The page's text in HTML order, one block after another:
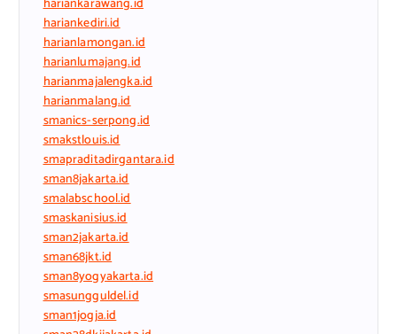
hariankediri.id
harianlamongan.id
harianlumajang.id
harianmajalengka.id
harianmalang.id
smanics-serpong.id
smakstlouis.id
smapraditadirgantara.id
sman8jakarta.id
smalabschool.id
smaskanisius.id
sman2jakarta.id
sman68jkt.id
sman8yogyakarta.id
smasungguldel.id
sman1jogja.id